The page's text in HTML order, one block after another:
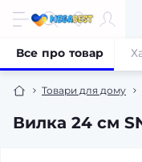
Товари для дому
Вилка 24 см
Все про товар